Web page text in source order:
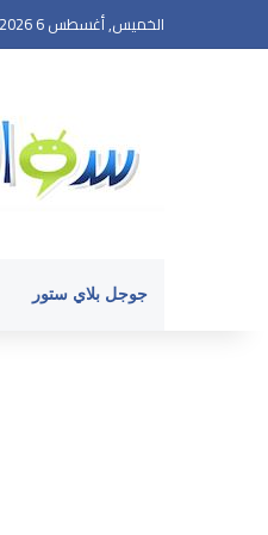
الخميس, أغسطس 6 2026
جوجل بلاي ستور